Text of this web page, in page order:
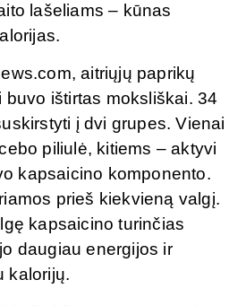
lašeliams – kūnas
aitriųjų paprikų
ištirtas moksliškai. 34
į dvi grupes. Vienai
piliulė, kitiems – aktyvi
kapsaicino komponento.
prieš kiekvieną valgį.
kapsaicino turinčias
daugiau energijos ir
kalorijų.